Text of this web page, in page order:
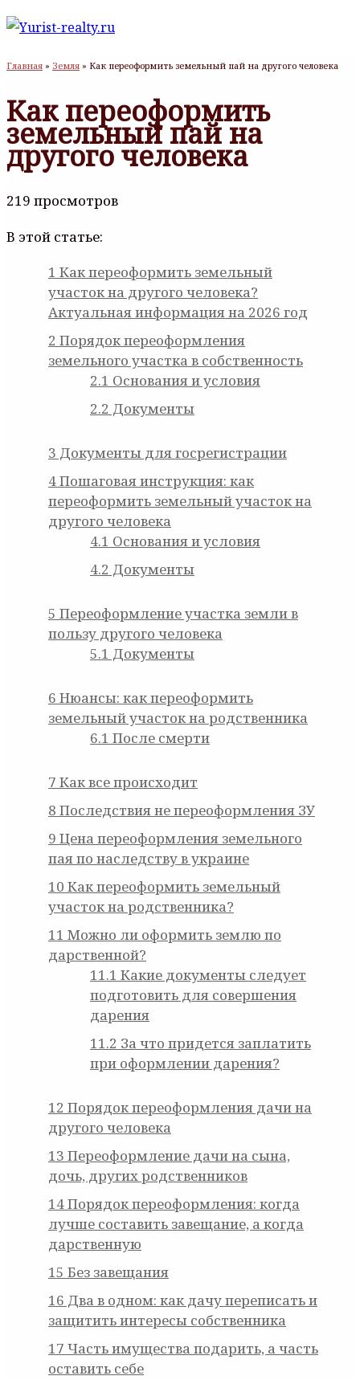
Главная » Земля » Как переоформить земельный пай на другого человека
Как переоформить
земельный пай на
другого человека
219 просмотров
В этой статье:
1 Как переоформить земельный
участок на другого человека?
Актуальная информация на 2026 год
2 Порядок переоформления
земельного участка в собственность
2.1 Основания и условия
2.2 Документы
3 Документы для госрегистрации
4Пошаговая инструкция: как
переоформить земельный участок на
другого человека
4.1 Основания и условия
4.2 Документы
5 Переоформление участка земли в
пользу другого человека
5.1 Документы
6 Нюансы: как переоформить
земельный участок на родственника
6.1 После смерти
7 Как все происходит
8 Последствия не переоформления ЗУ
9 Цена переоформления земельного
пая по наследству в украине
10 Как переоформить земельный
участок на родственника?
11 Можно ли оформить землю по
дарственной?
11.1 Какие документы следует
подготовить для совершения
дарения
11.2 За что придется заплатить
при оформлении дарения?
12 Порядок переоформления дачи на
другого человека
13 Переоформление дачи на сына,
дочь, других родственников
14Порядок переоформления: когда
лучше составить завещание, а когда
дарственную
15 Без завещания
16 Два в одном: как дачу переписать и
защитить интересы собственника
17 Часть имущества подарить, а часть
оставить себе